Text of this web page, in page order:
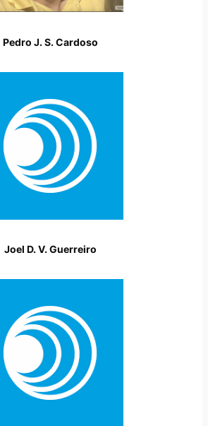
Pedro J. S. Cardoso
Joel D. V. Guerreiro